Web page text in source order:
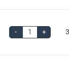
- +